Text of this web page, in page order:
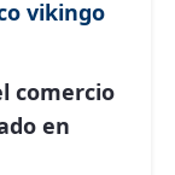
vikingo
comercio
en